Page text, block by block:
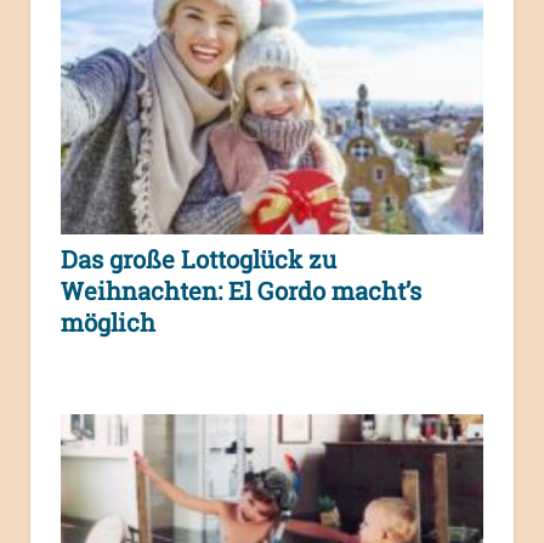
Das große Lottoglück zu
Weihnachten: El Gordo macht’s
möglich